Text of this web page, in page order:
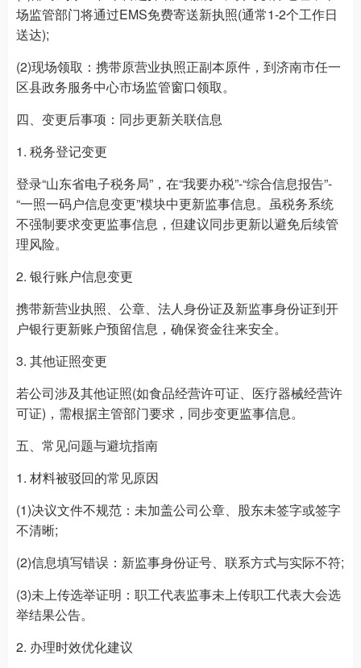
场监管部门将通过EMS免费寄送新执照(通常1-2个工作日
送达);
(2)现场领取：携带原营业执照正副本原件，到济南市任一
区县政务服务中心市场监管窗口领取。
四、变更后事项：同步更新关联信息
1. 税务登记变更
登录“山东省电子税务局”，在“我要办税”-“综合信息报告”-
“一照一码户信息变更”模块中更新监事信息。虽税务系统
不强制要求变更监事信息，但建议同步更新以避免后续管
理风险。
2. 银行账户信息变更
携带新营业执照、公章、法人身份证及新监事身份证到开
户银行更新账户预留信息，确保资金往来安全。
3. 其他证照变更
若公司涉及其他证照(如食品经营许可证、医疗器械经营许
可证)，需根据主管部门要求，同步变更监事信息。
五、常见问题与避坑指南
1. 材料被驳回的常见原因
(1)决议文件不规范：未加盖公司公章、股东未签字或签字
不清晰;
(2)信息填写错误：新监事身份证号、联系方式与实际不符;
(3)未上传选举证明：职工代表监事未上传职工代表大会选
举结果公告。
2. 办理时效优化建议